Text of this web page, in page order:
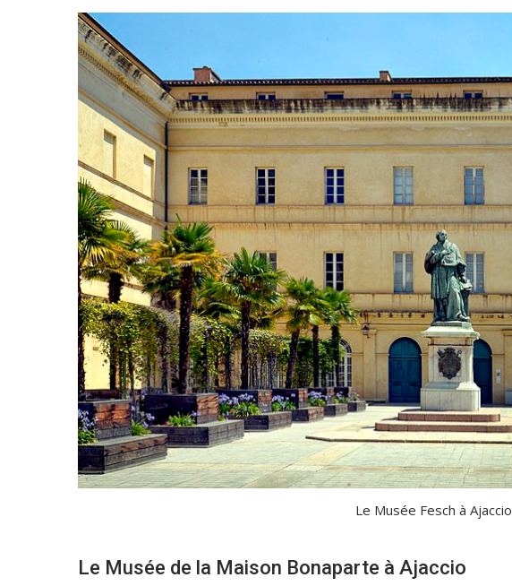
Le Musée Fesch à Ajaccio
Le Musée de la Maison Bonaparte à Ajaccio